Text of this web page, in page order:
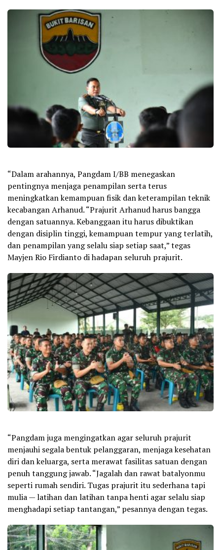
“Dalam arahannya, Pangdam I/BB menegaskan
pentingnya menjaga penampilan serta terus
meningkatkan kemampuan fisik dan keterampilan teknik
kecabangan Arhanud. “Prajurit Arhanud harus bangga
dengan satuannya. Kebanggaan itu harus dibuktikan
dengan disiplin tinggi, kemampuan tempur yang terlatih,
dan penampilan yang selalu siap setiap saat,” tegas
Mayjen Rio Firdianto di hadapan seluruh prajurit.
“Pangdam juga mengingatkan agar seluruh prajurit
menjauhi segala bentuk pelanggaran, menjaga kesehatan
diri dan keluarga, serta merawat fasilitas satuan dengan
penuh tanggung jawab. “Jagalah dan rawat batalyonmu
seperti rumah sendiri. Tugas prajurit itu sederhana tapi
mulia — latihan dan latihan tanpa henti agar selalu siap
menghadapi setiap tantangan,” pesannya dengan tegas.